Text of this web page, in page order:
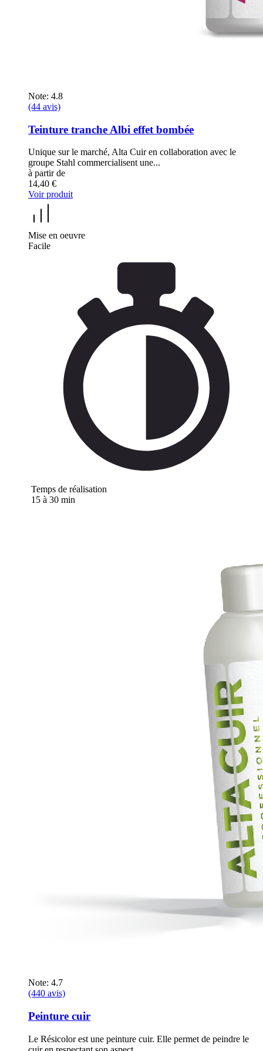
Note: 4.8
(44 avis)
Teinture tranche Albi effet bombée
Unique sur le marché, Alta Cuir en collaboration avec le
groupe Stahl commercialisent une...
à partir de
14,40 €
Voir produit
Mise en oeuvre
Facile
Temps de réalisation
15 à 30 min
Note: 4.7
(440 avis)
Peinture cuir
Le Résicolor est une peinture cuir. Elle permet de peindre le